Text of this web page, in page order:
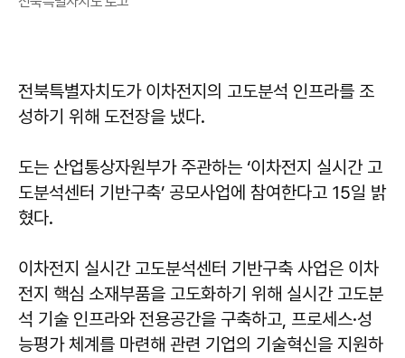
전북특별자치도가 이차전지의 고도분석 인프라를 조
성하기 위해 도전장을 냈다.
도는 산업통상자원부가 주관하는 ‘이차전지 실시간 고
도분석센터 기반구축’ 공모사업에 참여한다고 15일 밝
혔다.
이차전지 실시간 고도분석센터 기반구축 사업은 이차
전지 핵심 소재부품을 고도화하기 위해 실시간 고도분
석 기술 인프라와 전용공간을 구축하고, 프로세스·성
능평가 체계를 마련해 관련 기업의 기술혁신을 지원하